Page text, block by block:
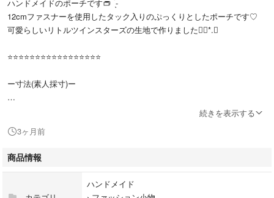
ハンドメイドのポーチです👝 ̖́-
12cmファスナーを使用したタック入りのぷっくりとしたポーチです♡
可愛らしいリトルツインスターズの生地で作りました❁⃘*.ﾟ
⭐️⭐️⭐️⭐️⭐️⭐️⭐️⭐️⭐️⭐️⭐️⭐️⭐️⭐️⭐️⭐️⭐️
ー寸法(素人採寸)ー
マチ…約3.5cm
ファスナー部…12cm
続きを表示する
3ヶ月前
商品情報
ハンドメイド